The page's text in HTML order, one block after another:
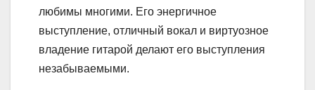
любимы многими. Его энергичное
выступление, отличный вокал и виртуозное
владение гитарой делают его выступления
незабываемыми.